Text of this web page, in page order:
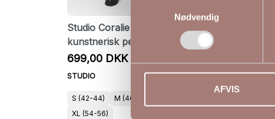
Nødvendig
AFVIS
Studio Coralie lang tunika i
kunstnerisk petrolprint
699,00 DKK
STUDIO
S (42-44) M (46-48)
XL (54-56)
Smuk
STUDIO